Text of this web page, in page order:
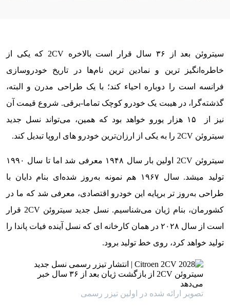
سیتروئن بعد از ۳۶ سال قرار است بالاخره 2CV که یکی از
خاطره‌انگیز ترین و نمادین ترین نام‌ها در تاریخ خودروسازی
فرانسه است را دوباره احیاء کند؛ با یک طراحی مدرن و البته،
گذشته‌گرا، در هیبت یک خودرو کوچک تماما-برقی. شروع قیمت آن
نیز از ۱۵ هزار یورو خواهد بود که همین، می‌تواند نسل جدید
سیتروئن 2CV را به یکی از ارزان‌ترین خودرو های اروپا تبدیل کند.
سیتروئن 2CV اولین بار سال ۱۹۴۸ معرفی شد اما تا سال ۱۹۹۰
تولید میشد. سال ۱۹۶۷ هم نمونه به‌روز شده‌ای بنام دایان با
طراحی به‌روز تر برپایه این خودرو اقتصادی، معرفی شد که ما در
کشورمان، بنام ژیان می‌شناسیم. نسل جدید سیتروئن 2CV قرار
است از سال ۲۰۲۸ در همان کارخانه ای که نسل آینده فیات پاندا را
تولید خواهد کرد، روی خط تولید برود.
تصویر ارائه شده در اولین تیزر رسمی